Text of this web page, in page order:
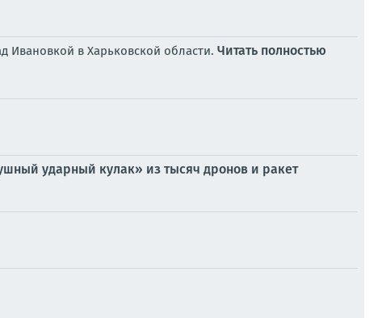
Ивановкой в Харьковской области. Читать полностью
ударный кулак» из тысяч дронов и ракет